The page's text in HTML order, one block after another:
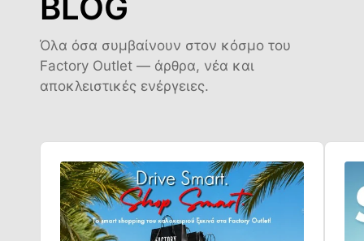
Όλα όσα συμβαίνουν στον κόσμο του
Factory Outlet — άρθρα, νέα και
αποκλειστικές ενέργειες.